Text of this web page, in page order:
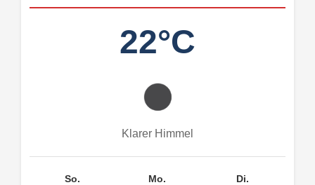
22°C
Klarer Himmel
So. Mo. Di.